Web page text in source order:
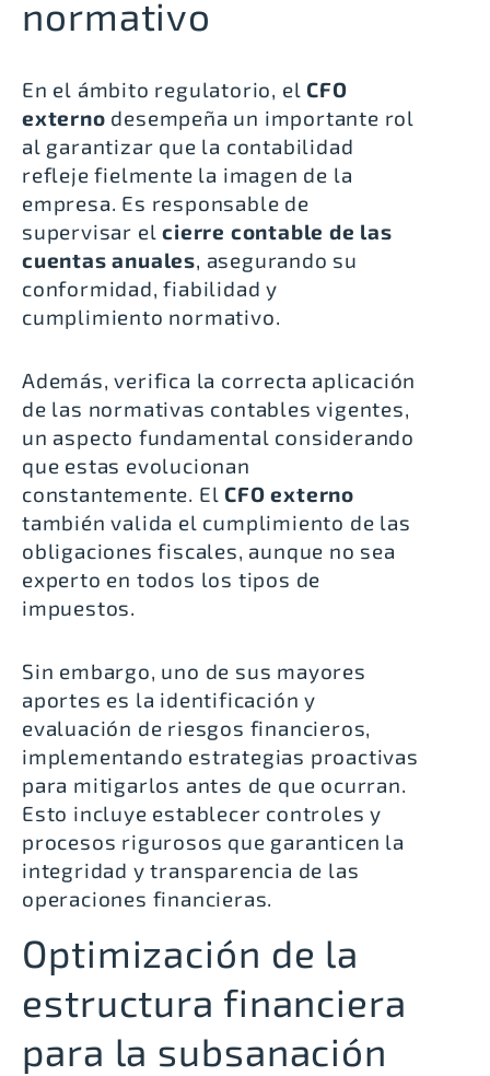
normativo
En el ámbito regulatorio, el CFO
externo desempeña un importante rol
al garantizar que la contabilidad
refleje fielmente la imagen de la
empresa. Es responsable de
supervisar elcierre contable de las
cuentas anuales, asegurando su
conformidad, fiabilidad y
cumplimiento normativo.
Además, verifica la correcta aplicación
de las normativas contables vigentes,
un aspecto fundamental considerando
que estas evolucionan
constantemente. El CFO externo
también valida el cumplimiento de las
obligaciones fiscales, aunque no sea
experto en todos los tipos de
impuestos.
Sin embargo, uno de sus mayores
aportes es la identificación y
evaluación de riesgos financieros,
implementando estrategias proactivas
para mitigarlos antes de que ocurran.
Esto incluye establecer controles y
procesos rigurosos que garanticen la
integridad y transparencia de las
operaciones financieras.
Optimización de la
estructura financiera
para la subsanación